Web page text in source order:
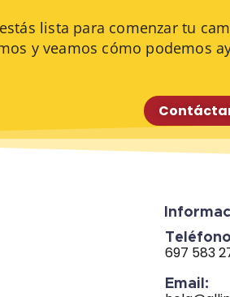
lista para comenzar tu
y veamos cómo podemos
Teléfono
697 583
Email: